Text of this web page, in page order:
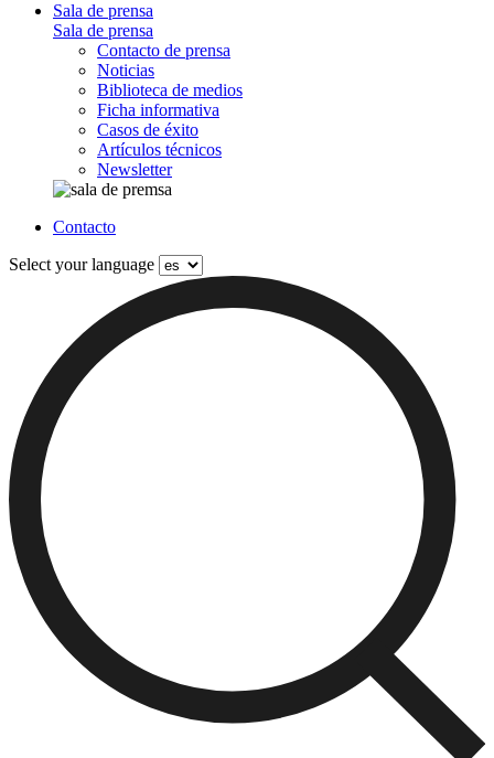
Sala de prensa
Sala de prensa
Contacto de prensa
Noticias
Biblioteca de medios
Ficha informativa
Casos de éxito
Artículos técnicos
Newsletter
Contacto
Select your language